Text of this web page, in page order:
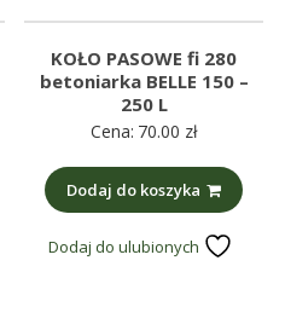
KOŁO PASOWE fi 280
betoniarka BELLE 150 –
250 L
Cena: 70.00 zł
Dodaj do koszyka
Dodaj do ulubionych